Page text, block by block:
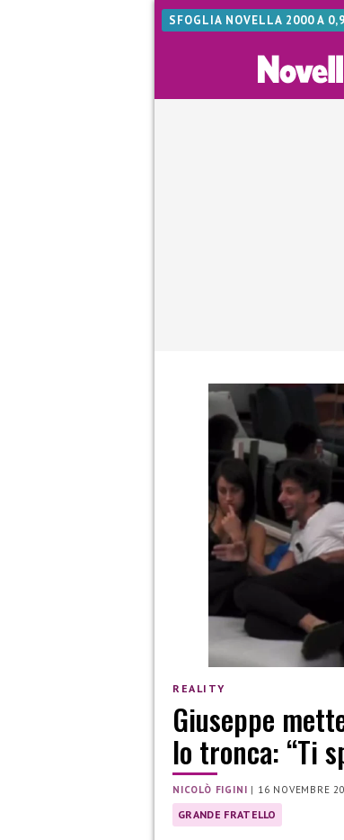
SFOGLIA NOVELLA 2000 A
REALITY
Giuseppe
lo tronca: “Ti
NICOLÒ FIGINI | 16 NOVEMBRE
GRANDE FRATELLO